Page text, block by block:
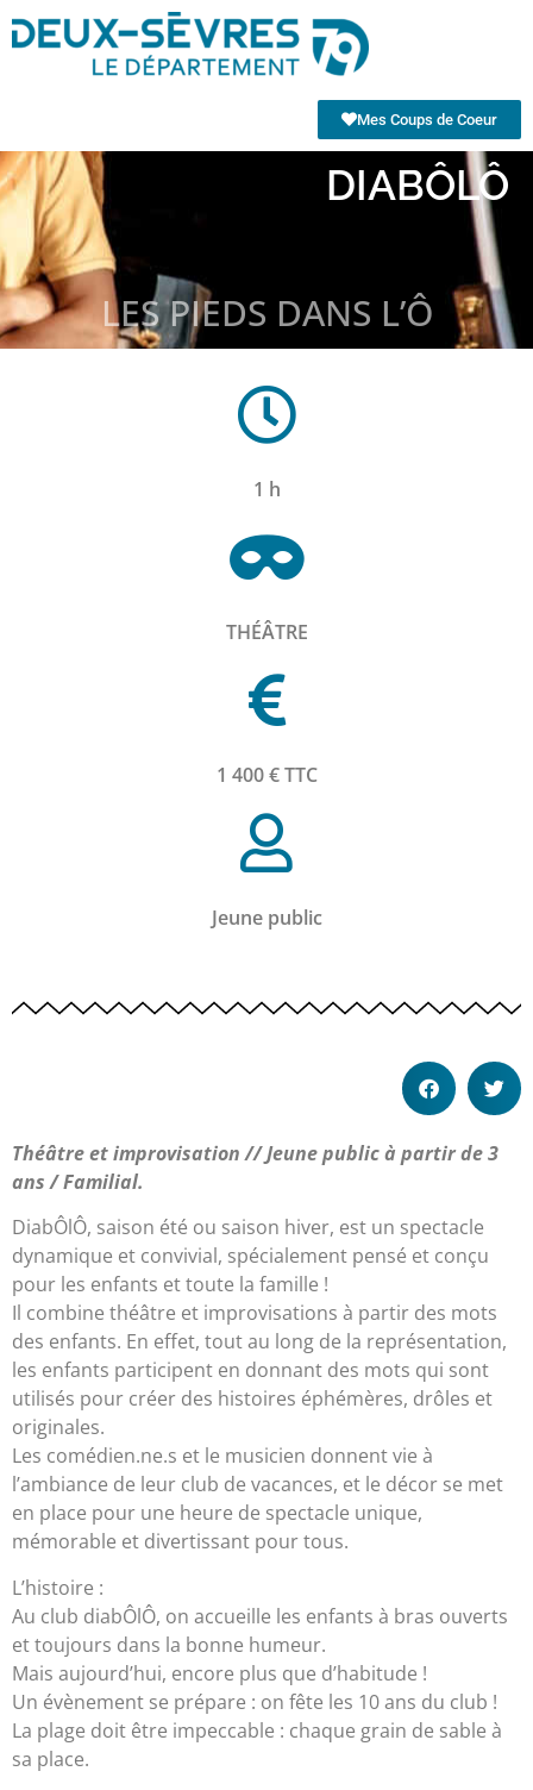
Mes Coups de Coeur
DIABÔLÔ
LES PIEDS DANS L’Ô
1 h
THÉÂTRE
1 400 € TTC
Jeune public
Théâtre et improvisation // Jeune public à partir de 3
ans / Familial.
DiabÔlÔ, saison été ou saison hiver, est un spectacle
dynamique et convivial, spécialement pensé et conçu
pour les enfants et toute la famille !
Il combine théâtre et improvisations à partir des mots
des enfants. En effet, tout au long de la représentation,
les enfants participent en donnant des mots qui sont
utilisés pour créer des histoires éphémères, drôles et
originales.
Les comédien.ne.s et le musicien donnent vie à
l’ambiance de leur club de vacances, et le décor se met
en place pour une heure de spectacle unique,
mémorable et divertissant pour tous.
L’histoire :
Au club diabÔlÔ, on accueille les enfants à bras ouverts
et toujours dans la bonne humeur.
Mais aujourd’hui, encore plus que d’habitude !
Un évènement se prépare : on fête les 10 ans du club !
La plage doit être impeccable : chaque grain de sable à
sa place.